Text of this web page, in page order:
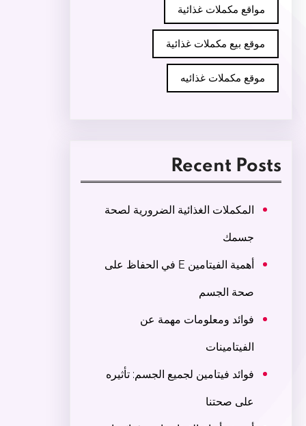
مواقع مكملات غذائية
موقع بيع مكملات غذائية
موقع مكملات غذائيه
Recent Posts
المكملات الغذائية الضرورية لصحة
جسمك
أهمية الفيتامين E في الحفاظ على
صحة الجسم
فوائد ومعلومات مهمة عن
الفيتامينات
فوائد فيتامين لجميع الجسم: تأثيره
على صحتنا